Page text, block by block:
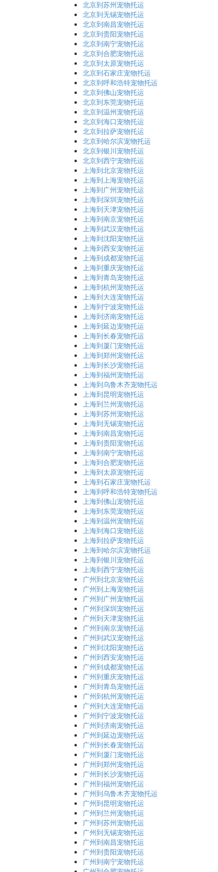
北京到苏州宠物托运
北京到无锡宠物托运
北京到南昌宠物托运
北京到贵阳宠物托运
北京到南宁宠物托运
北京到合肥宠物托运
北京到太原宠物托运
北京到石家庄宠物托运
北京到呼和浩特宠物托运
北京到佛山宠物托运
北京到东莞宠物托运
北京到温州宠物托运
北京到海口宠物托运
北京到拉萨宠物托运
北京到哈尔滨宠物托运
北京到银川宠物托运
北京到西宁宠物托运
上海到北京宠物托运
上海到上海宠物托运
上海到广州宠物托运
上海到深圳宠物托运
上海到天津宠物托运
上海到南京宠物托运
上海到武汉宠物托运
上海到沈阳宠物托运
上海到西安宠物托运
上海到成都宠物托运
上海到重庆宠物托运
上海到青岛宠物托运
上海到杭州宠物托运
上海到大连宠物托运
上海到宁波宠物托运
上海到济南宠物托运
上海到延边宠物托运
上海到长春宠物托运
上海到厦门宠物托运
上海到郑州宠物托运
上海到长沙宠物托运
上海到福州宠物托运
上海到乌鲁木齐宠物托运
上海到昆明宠物托运
上海到兰州宠物托运
上海到苏州宠物托运
上海到无锡宠物托运
上海到南昌宠物托运
上海到贵阳宠物托运
上海到南宁宠物托运
上海到合肥宠物托运
上海到太原宠物托运
上海到石家庄宠物托运
上海到呼和浩特宠物托运
上海到佛山宠物托运
上海到东莞宠物托运
上海到温州宠物托运
上海到海口宠物托运
上海到拉萨宠物托运
上海到哈尔滨宠物托运
上海到银川宠物托运
上海到西宁宠物托运
广州到北京宠物托运
广州到上海宠物托运
广州到广州宠物托运
广州到深圳宠物托运
广州到天津宠物托运
广州到南京宠物托运
广州到武汉宠物托运
广州到沈阳宠物托运
广州到西安宠物托运
广州到成都宠物托运
广州到重庆宠物托运
广州到青岛宠物托运
广州到杭州宠物托运
广州到大连宠物托运
广州到宁波宠物托运
广州到济南宠物托运
广州到延边宠物托运
广州到长春宠物托运
广州到厦门宠物托运
广州到郑州宠物托运
广州到长沙宠物托运
广州到福州宠物托运
广州到乌鲁木齐宠物托运
广州到昆明宠物托运
广州到兰州宠物托运
广州到苏州宠物托运
广州到无锡宠物托运
广州到南昌宠物托运
广州到贵阳宠物托运
广州到南宁宠物托运